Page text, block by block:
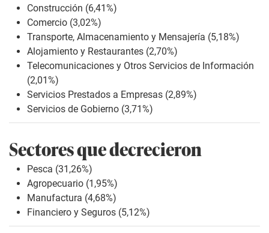
Construcción (6,41%)
Comercio (3,02%)
Transporte, Almacenamiento y Mensajería (5,18%)
Alojamiento y Restaurantes (2,70%)
Telecomunicaciones y Otros Servicios de Información
(2,01%)
Servicios Prestados a Empresas (2,89%)
Servicios de Gobierno (3,71%)
Sectores que decrecieron
Pesca (31,26%)
Agropecuario (1,95%)
Manufactura (4,68%)
Financiero y Seguros (5,12%)